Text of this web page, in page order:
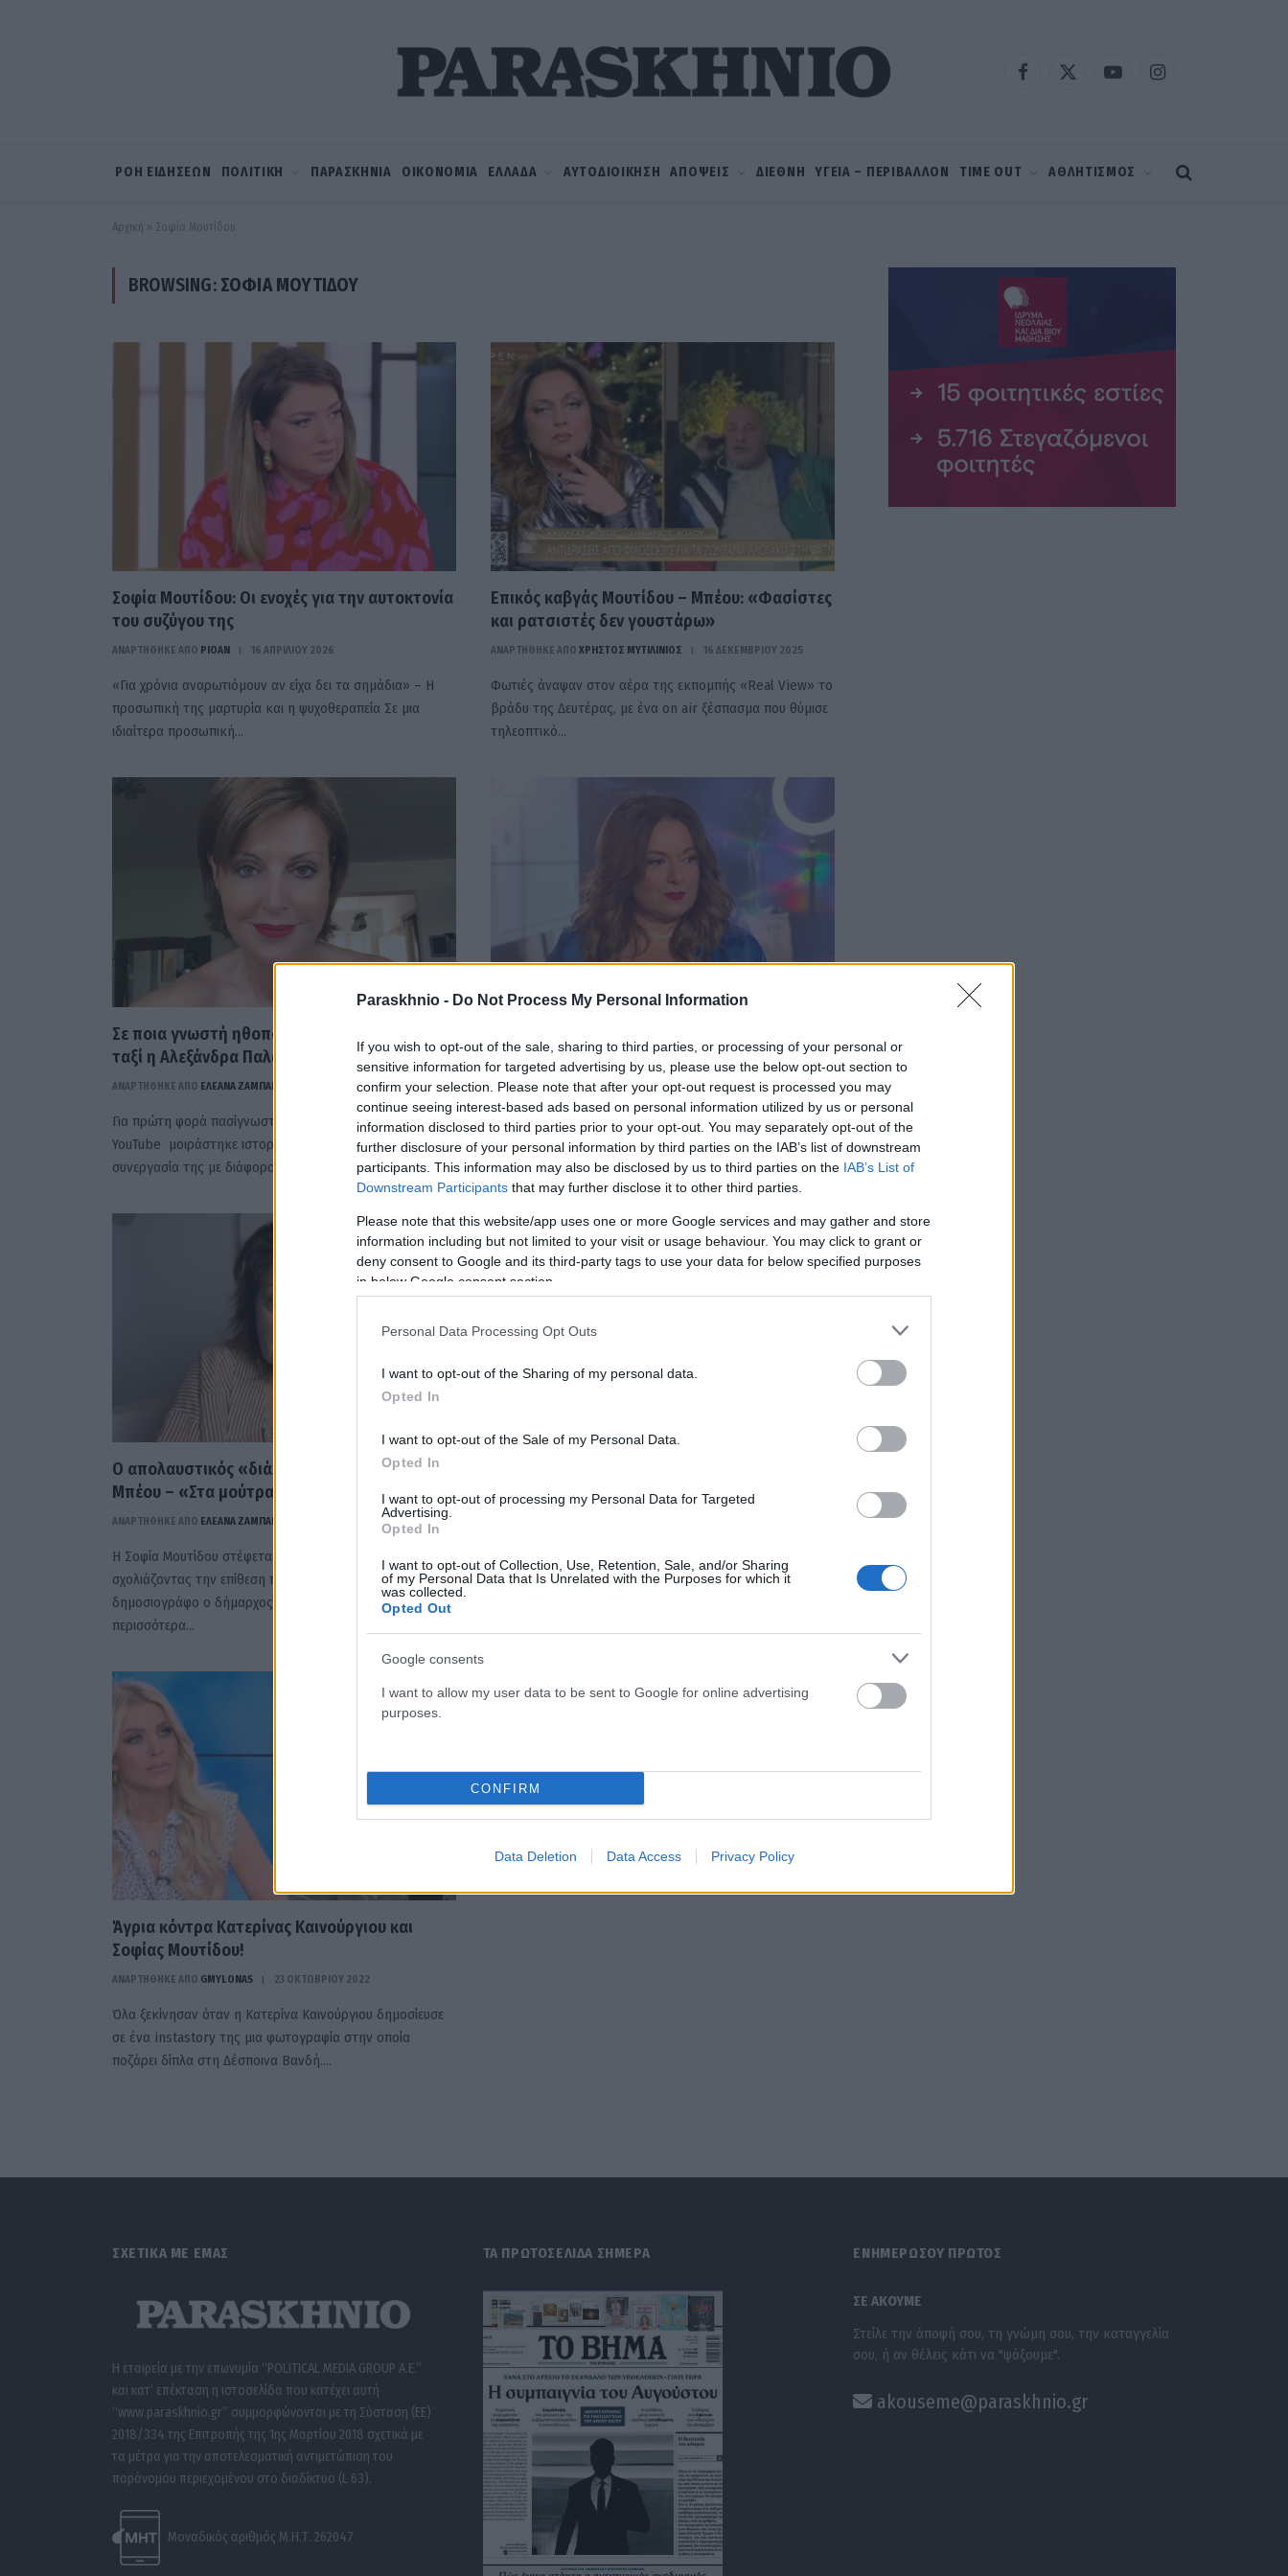
Paraskhnio - Do Not Process My Personal Information
If you wish to opt-out of the sale, sharing to third parties, or processing of your personal or
sensitive information for targeted advertising by us, please use the below opt-out section to
confirm your selection. Please note that after your opt-out request is processed you may
continue seeing interest-based ads based on personal information utilized by us or personal
information disclosed to third parties prior to your opt-out. You may separately opt-out of the
further disclosure of your personal information by third parties on the IAB’s list of downstream
participants. This information may also be disclosed by us to third parties on the IAB’s List of
Downstream Participants that may further disclose it to other third parties.
Please note that this website/app uses one or more Google services and may gather and store
information including but not limited to your visit or usage behaviour. You may click to grant or
deny consent to Google and its third-party tags to use your data for below specified purposes
in below Google consent section.
Personal Data Processing Opt Outs
I want to opt-out of the Sharing of my personal data.
Opted In
I want to opt-out of the Sale of my Personal Data.
Opted In
I want to opt-out of processing my Personal Data for Targeted
Advertising.
Opted In
I want to opt-out of Collection, Use, Retention, Sale, and/or Sharing
of my Personal Data that Is Unrelated with the Purposes for which it
was collected.
Opted Out
Google consents
I want to allow my user data to be sent to Google for online advertising
purposes.
CONFIRM
Data Deletion Data Access Privacy Policy
Facebook
X
YouTubeInstagram
ΡΟΗ ΕΙΔΗΣΕΩΝ ΠΟΛΙΤΙΚΗ ΠΑΡΑΣΚΗΝΙΑ ΟΙΚΟΝΟΜΙΑ ΕΛΛΑΔΑ ΑΥΤΟΔΙΟΙΚΗΣΗ ΑΠΟΨΕΙΣ ΔΙΕΘΝΗ ΥΓΕΙΑ – ΠΕΡΙΒΑΛΛΟΝ TIME OUT ΑΘΛΗΤΙΣΜΟΣ
Αρχική » Σοφία Μουτίδου
BROWSING: ΣΟΦΊΑ ΜΟΥΤΊΔΟΥ
Σοφία Μουτίδου: Οι ενοχές για την αυτοκτονία
του συζύγου της
ΑΝΑΡΤΗΘΗΚΕ ΑΠΟ PIOAN 16 ΑΠΡΙΛΊΟΥ 2026
«Για χρόνια αναρωτιόμουν αν είχα δει τα σημάδια» – Η
προσωπική της μαρτυρία και η ψυχοθεραπεία Σε μια
ιδιαίτερα προσωπική…
Επικός καβγάς Μουτίδου – Μπέου: «Φασίστες
και ρατσιστές δεν γουστάρω»
ΑΝΑΡΤΗΘΗΚΕ ΑΠΟ ΧΡΉΣΤΟΣ ΜΥΤΙΛΙΝΙΌΣ 16 ΔΕΚΕΜΒΡΊΟΥ 2025
Φωτιές άναψαν στον αέρα της εκπομπής «Real View» το
βράδυ της Δευτέρας, με ένα on air ξέσπασμα που θύμισε
τηλεοπτικό…
Σε ποια γνωστή ηθοποιό έδωσε λεφτά για το
ταξί η Αλεξάνδρα Παλαιολόγου; (video)
ΑΝΑΡΤΗΘΗΚΕ ΑΠΟ ΕΛΕΑΝΑ ΖΑΜΠΑΡΑ 27 ΝΟΕΜΒΡΊΟΥ 2024
Για πρώτη φορά πασίγνωστη ηθοποιός με βίντεο στο
YouTube μοιράστηκε ιστορίες από το θέατρο και τη
συνεργασία της με διάφορους…
(photo)
ΑΝΑΡΤΗΘΗΚΕ ΑΠΟΓΕΩΡΓΊΑ ΝΤΟΎΝΗ 23 ΑΥΓΟΎΣΤΟΥ 2024
Η ανάρτησή τους στα social
Ο απολαυστικός «διάλογος» Μουτίδου –
Μπέου – «Στα μούτρα σου» (ΒΙΝΤΕΟ))
ΑΝΑΡΤΗΘΗΚΕ ΑΠΟ ΕΛΕΑΝΑ ΖΑΜΠΑΡΑ 1 ΝΟΕΜΒΡΊΟΥ 2023
Η Σοφία Μουτίδου στέφεται κατά του Αχιλλέα Μπέου
σχολιάζοντας την επίθεση που εξαπέλυσε σε
δημοσιογράφο ο δήμαρχος Βόλου. Διαβάστε
περισσότερα…
υγιή σεξουαλική σχέση πριν τον Κασσελάκη
Τις τελευταίες ώρες στον προσωπικό της λογαριασμό στο
Άγρια κόντρα Κατερίνας Καινούργιου και
Σοφίας Μουτίδου!
ΑΝΑΡΤΗΘΗΚΕ ΑΠΟ GMYLONAS 23 ΟΚΤΩΒΡΊΟΥ 2022
Όλα ξεκίνησαν όταν η Κατερίνα Καινούργιου δημοσίευσε
σε ένα instastory της μια φωτογραφία στην οποία
ποζάρει δίπλα στη Δέσποινα Βανδή.…
ΣΧΕΤΙΚΑ ΜΕ ΕΜΑΣ
Η εταιρεία με την επωνυμία “POLITICAL MEDIA GROUP A.E.”
και κατ’ επέκταση η ιστοσελίδα που κατέχει αυτή
“www.paraskhnio.gr” συμμορφώνονται με τη Σύσταση (ΕΕ)
2018/334 της Επιτροπής της 1ης Μαρτίου 2018 σχετικά με
τα μέτρα για την αποτελεσματική αντιμετώπιση του
παράνομου περιεχομένου στο διαδίκτυο (L 63).
Μοναδικός αριθμός Μ.Η.Τ. 262047
ΤΑ ΠΡΩΤΟΣΕΛΙΔΑ ΣΗΜΕΡΑ ΕΝΗΜΕΡΩΣΟΥ ΠΡΩΤΟΣ
ΣΕ ΑΚΟΥΜΕ
Στείλε την άποψή σου, τη γνώμη σου, την καταγγελία
σου, ή αν θέλεις κάτι να "ψάξουμε".
akouseme@paraskhnio.gr